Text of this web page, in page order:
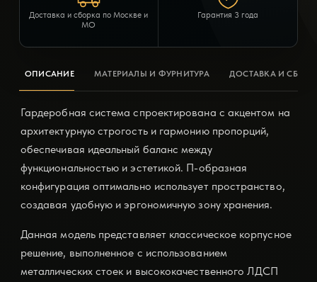
Доставка и сборка по Москве и
МО
Гарантия 3 года
ОПИСАНИЕ МАТЕРИАЛЫ И ФУРНИТУРА ДОСТАВКА И
Гардеробная система спроектирована с акцентом на
архитектурную строгость и гармонию пропорций,
обеспечивая идеальный баланс между
функциональностью и эстетикой. П-образная
конфигурация оптимально использует пространство,
создавая удобную и эргономичную зону хранения.
Данная модель представляет классическое корпусное
решение, выполненное с использованием
металлических стоек и высококачественного ЛДСП